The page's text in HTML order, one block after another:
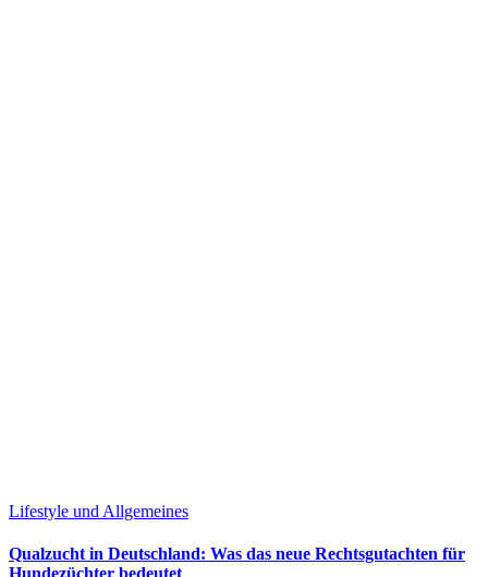
Lifestyle und Allgemeines
Qualzucht in Deutschland: Was das neue Rechtsgutachten für
Hundezüchter bedeutet